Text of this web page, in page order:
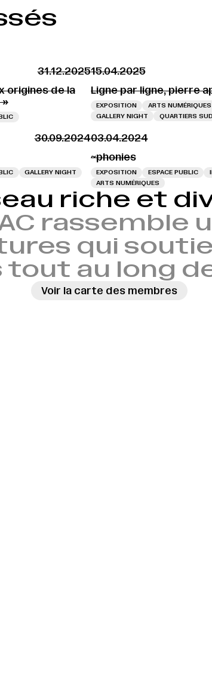
31.12.2025
origines de la
15.04.2025
Ligne par ligne, pierre
EXPOSITION
ARTS NUMÉRIQUES
GALLERY NIGHT
QUARTIERS
30.09.2024
GALLERY NIGHT
03.04.2024
~phonies
EXPOSITION ESPACE PUBLIC
ARTS NUMÉRIQUES
riche et
rassemble
qui
au long de
Voir la carte des membres